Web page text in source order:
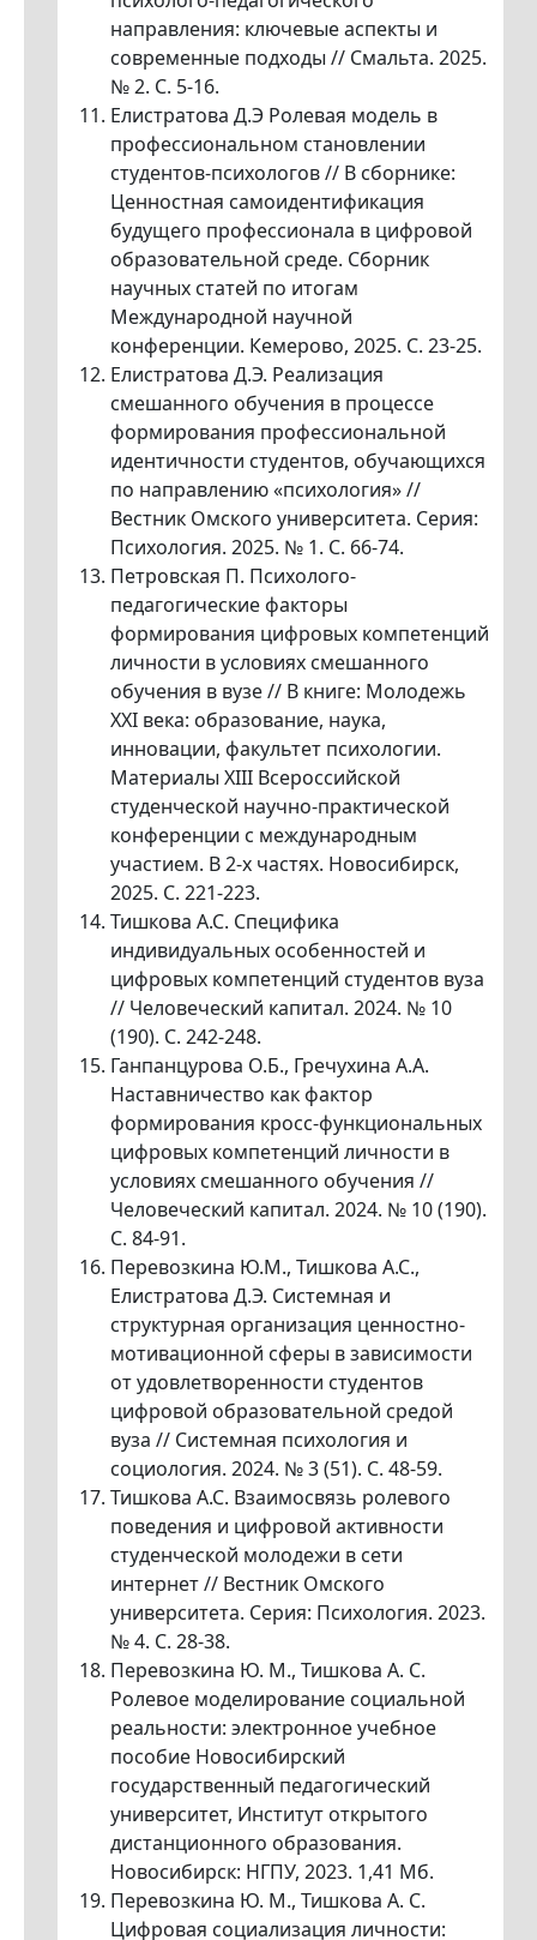
направления: ключевые аспекты и
современные подходы // Смальта. 2025.
№ 2. С. 5-16.
Елистратова Д.Э Ролевая модель в
профессиональном становлении
студентов-психологов // В сборнике:
Ценностная самоидентификация
будущего профессионала в цифровой
образовательной среде. Сборник
научных статей по итогам
Международной научной
конференции. Кемерово, 2025. С. 23-25.
Елистратова Д.Э. Реализация
смешанного обучения в процессе
формирования профессиональной
идентичности студентов, обучающихся
по направлению «психология» //
Вестник Омского университета. Серия:
Психология. 2025. № 1. С. 66-74.
Петровская П. Психолого-
педагогические факторы
формирования цифровых компетенций
личности в условиях смешанного
обучения в вузе // В книге: Молодежь
XXI века: образование, наука,
инновации, факультет психологии.
Материалы ХIII Всероссийской
студенческой научно-практической
конференции с международным
участием. В 2-х частях. Новосибирск,
2025. С. 221-223.
Тишкова А.С. Специфика
индивидуальных особенностей и
цифровых компетенций студентов вуза
// Человеческий капитал. 2024. № 10
(190). С. 242-248.
Ганпанцурова О.Б., Гречухина А.А.
Наставничество как фактор
формирования кросс-функциональных
цифровых компетенций личности в
условиях смешанного обучения //
Человеческий капитал. 2024. № 10 (190).
С. 84-91.
Перевозкина Ю.М., Тишкова А.С.,
Елистратова Д.Э. Системная и
структурная организация ценностно-
мотивационной сферы в зависимости
от удовлетворенности студентов
цифровой образовательной средой
вуза // Системная психология и
социология. 2024. № 3 (51). С. 48-59.
Тишкова А.С. Взаимосвязь ролевого
поведения и цифровой активности
студенческой молодежи в сети
интернет // Вестник Омского
университета. Серия: Психология. 2023.
№ 4. С. 28-38.
Перевозкина Ю. М., Тишкова А. С.
Ролевое моделирование социальной
реальности: электронное учебное
пособие Новосибирский
государственный педагогический
университет, Институт открытого
дистанционного образования.
Новосибирск: НГПУ, 2023. 1,41 Мб.
Перевозкина Ю. М., Тишкова А. С.
Цифровая социализация личности: